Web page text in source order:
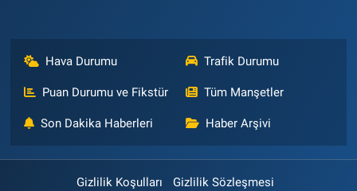
Hava Durumu Trafik Durumu
Puan Durumu ve Fikstür Tüm Manşetler
Son Dakika Haberleri Haber Arşivi
Gizlilik Koşulları
Gizlilik Sözleşmesi